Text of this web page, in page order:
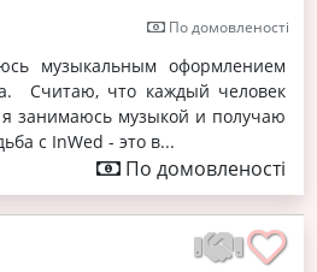
По домовленості
музыкальным оформлением
Считаю, что каждый человек
занимаюсь музыкой и получаю
с InWed - это в...
По домовленості